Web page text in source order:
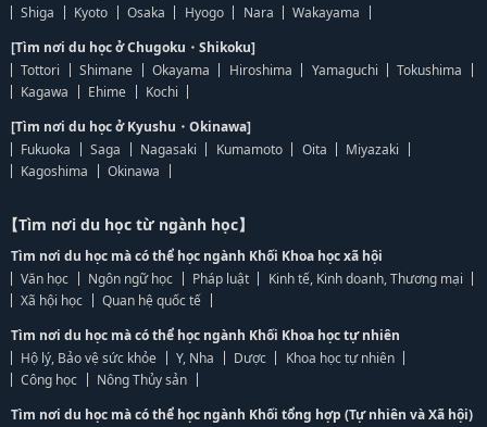
Shiga
Kyoto Osaka Hyogo Nara
Wakayama
[Tìm nơi du học ở Chugoku・Shikoku]
Tottori
Shimane Okayama Hiroshima Yamaguchi
Tokushima
Kagawa
Ehime
Kochi
[Tìm nơi du học ở Kyushu・Okinawa]
Fukuoka
Saga Nagasaki Kumamoto Oita
Miyazaki
Kagoshima
Okinawa
【Tìm nơi du học từ ngành học】
Tìm nơi du học mà có thể học ngành Khối Khoa học xã hội
Văn học
Ngôn ngữ học Pháp luật
Kinh tế, Kinh doanh, Thương mại
Xã hội học
Quan hệ quốc tế
Tìm nơi du học mà có thể học ngành Khối Khoa học tự nhiên
Hộ lý, Bảo vệ sức khỏe
Y, Nha Dược
Khoa học tự nhiên
Công học
Nông Thủy sản
Tìm nơi du học mà có thể học ngành Khối tổng hợp (Tự nhiên và Xã hội)